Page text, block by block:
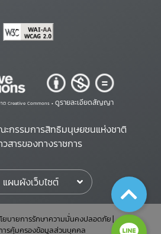
Creative Commons • ดูรายละเอียดสัญญา
กรรมการสิทธิมนุษยชนแห่งชาติ
สารของทางราชการ
แผนผังเว็บไซต์
ยบายการรักษาความมั่นคงปลอดภัย
ารคุ้มครองข้อมูลส่วนบุคคล